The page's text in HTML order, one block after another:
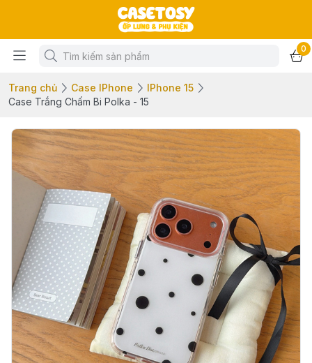
0
Trang chủ Case IPhone
IPhone 15
Case Trắng Chấm Bi Polka - 15